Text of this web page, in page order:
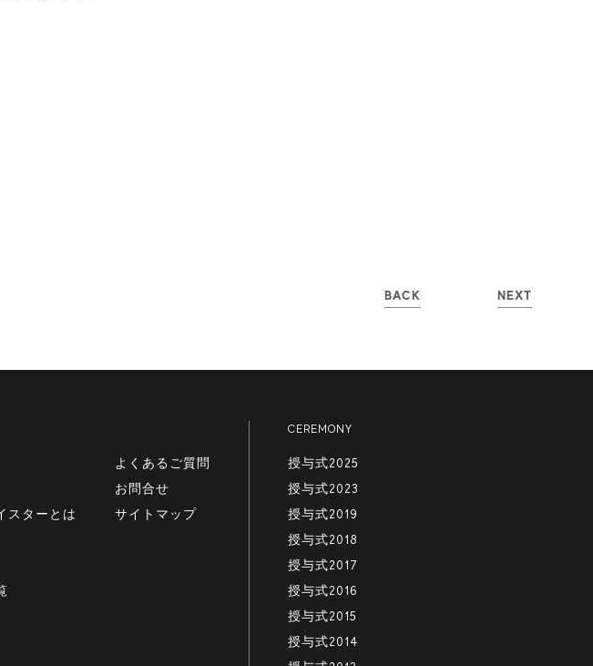
BACK NEXT
スターとは
よくあるご質問
お問合せ
サイトマップ
CEREMONY
授与式2025
授与式2023
授与式2019
授与式2018
授与式2017
授与式2016
授与式2015
授与式2014